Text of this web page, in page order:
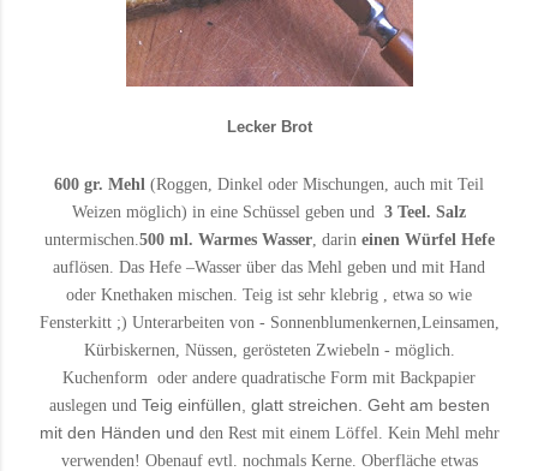
Lecker Brot
600 gr. Mehl (Roggen, Dinkel oder Mischungen, auch mit Teil
Weizen möglich) in eine Schüssel geben und
3 Teel. Salz
untermischen. 500 ml. Warmes Wasser, darin einen Würfel Hefe
auflösen. Das Hefe –Wasser über das Mehl geben und mit Hand
oder Knethaken mischen. Teig ist sehr klebrig , etwa so wie
Fensterkitt ;) Unterarbeiten von - Sonnenblumenkernen,Leinsamen,
Kürbiskernen, Nüssen, gerösteten Zwiebeln - möglich.
Kuchenform oder andere quadratische Form mit Backpapier
auslegen und Teig einfüllen, glatt streichen. Geht am besten
mit den Händen und den Rest mit einem Löffel. Kein Mehl mehr
verwenden! Obenauf evtl. nochmals Kerne. Oberfläche etwas